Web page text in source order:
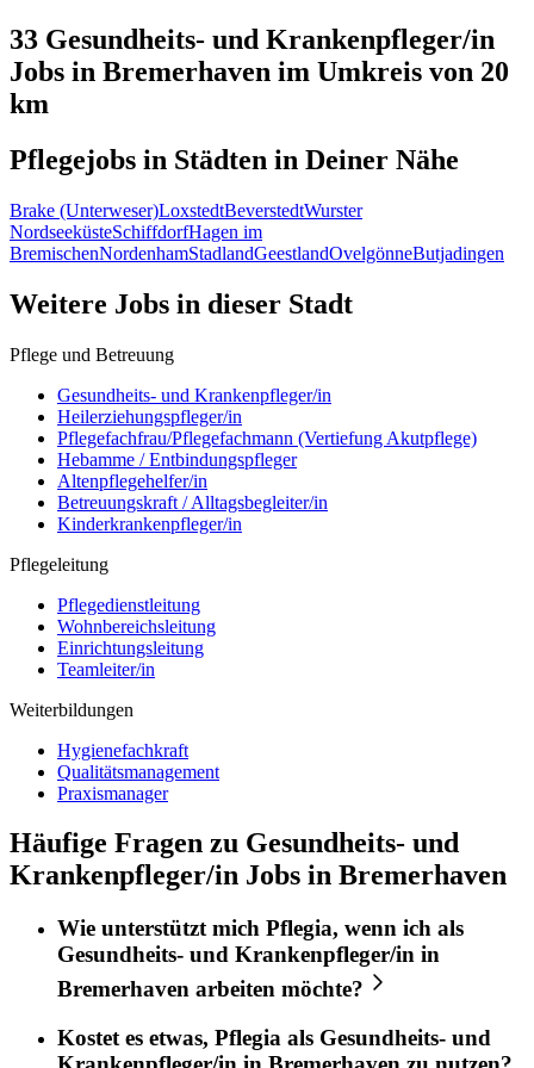
33 Gesundheits- und Krankenpfleger/in
Jobs in Bremerhaven im Umkreis von 20
km
Pflegejobs in Städten in Deiner Nähe
Brake (Unterweser)LoxstedtBeverstedtWurster
NordseeküsteSchiffdorfHagen im
BremischenNordenhamStadlandGeestlandOvelgönneButjadingen
Weitere Jobs in dieser Stadt
Pflege und Betreuung
Gesundheits- und Krankenpfleger/in
Heilerziehungspfleger/in
Pflegefachfrau/Pflegefachmann (Vertiefung Akutpflege)
Hebamme / Entbindungspfleger
Altenpflegehelfer/in
Betreuungskraft / Alltagsbegleiter/in
Kinderkrankenpfleger/in
Pflegeleitung
Pflegedienstleitung
Wohnbereichsleitung
Einrichtungsleitung
Teamleiter/in
Weiterbildungen
Hygienefachkraft
Qualitätsmanagement
Praxismanager
Häufige Fragen zu Gesundheits- und
Krankenpfleger/in Jobs in Bremerhaven
Wie unterstützt mich Pflegia, wenn ich als
Gesundheits- und Krankenpfleger/in in
Bremerhaven arbeiten möchte?
Kostet es etwas, Pflegia als Gesundheits- und